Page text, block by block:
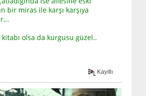
bir miras ile karşı karşıya
kitabı olsa da kurgusu güzel..
Kayıtlı